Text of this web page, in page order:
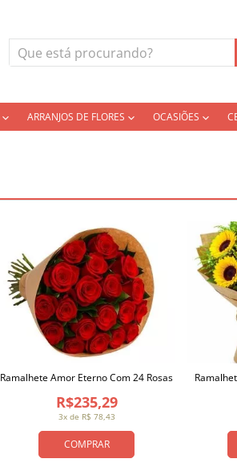
ARRANJOS DE FLORES OCASIÕES
COMPRAR
3x de R$ 78,43
R$235,29
Ramalhete Amor Eterno Com 24 Rosas